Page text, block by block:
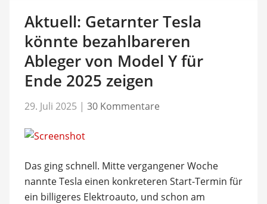
Aktuell: Getarnter Tesla
könnte bezahlbareren
Ableger von Model Y für
Ende 2025 zeigen
29. Juli 2025 | 30 Kommentare
Das ging schnell. Mitte vergangener Woche
nannte Tesla einen konkreteren Start-Termin für
ein billigeres Elektroauto, und schon am